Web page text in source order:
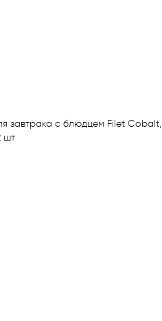
завтрака с блюдцем Filet Cobalt,
шт